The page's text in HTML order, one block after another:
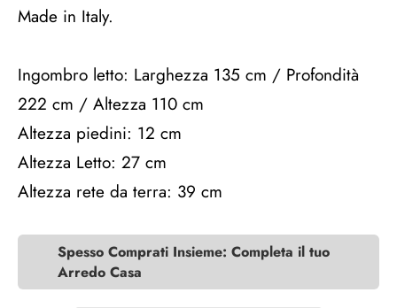
Made in Italy.
Ingombro letto: Larghezza 135 cm / Profondità
222 cm / Altezza 110 cm
Altezza piedini: 12 cm
Altezza Letto: 27 cm
Altezza rete da terra: 39 cm
Spesso Comprati Insieme: Completa il tuo
Arredo Casa